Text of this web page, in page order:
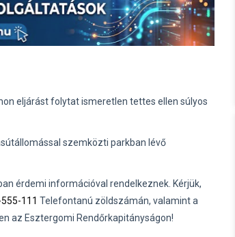
eljárást folytat ismeretlen tettes ellen súlyos
szemközti parkban lévő
érdemi információval rendelkeznek. Kérjük,
111 Telefontanú zöldszámán, valamint a
az Esztergomi Rendőrkapitányságon!